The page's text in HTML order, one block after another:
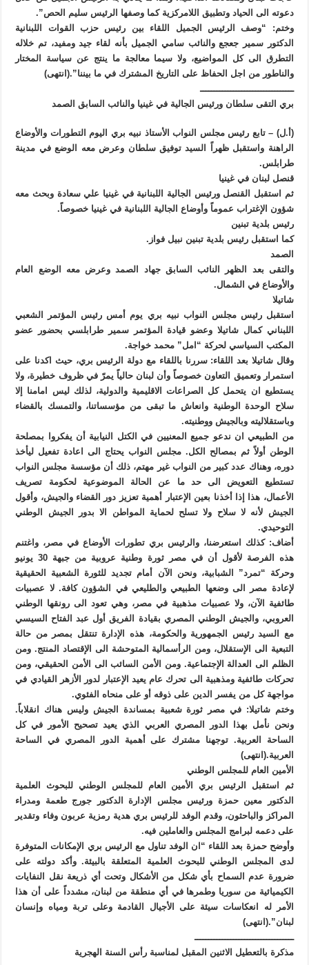
دعوته الى الحياد وتطبيق اللامركزية كما وصفها الرئيس سليم الحص”.
وختم: “وصف الرئيس الجميل اللقاء بين رئيس حزب القوات اللبنانية
الدكتور سمير جعجع والنائب سامي الجميل بأنه لقاء جيد ومفيد، تم خلاله
التطرق الى كل المواضيع، ولا سيما معالجة ما ينتج عن سياسة المختار
والناطور من اجل الحفاظ على التاريخ المشترك في ما بيننا”.(انتهى)
ــــــــــــــــــــــــــــــــــ
بري التقى سلطان ورئيس الجالية في غينيا والنائب السابق الصمد
(أ.ل) – تابع رئيس مجلس النواب الأستاذ نبيه بري اليوم التطورات والأوضاع
الراهنة واستقبل ظهراً السيد توفيق سلطان وعرض معه الوضع في مدينة
طرابلس.
قنصل لبنان في غينيا
ثم استقبل القنصل ورئيس الجالية اللبنانية في غينيا علي سعادة وبحث معه
شؤون الإغتراب عموماً وأوضاع الجالية اللبنانية في غينيا خصوصاً.
رئيس بلدية تبنين
كما استقبل رئيس بلدية تبنين نبيل فواز.
الصمد
والتقى بعد الظهر النائب السابق جهاد الصمد وعرض معه الوضع العام
والأوضاع في الشمال.
شاتيلا
استقبل رئيس مجلس النواب نبيه بري يوم أمس رئيس المؤتمر الشعبي
اللبناني كمال شاتيلا وعضو قيادة المؤتمر سمير طرابلسي بحضور عضو
المكتب السياسي لحركة “امل” محمد خواجة.
وقال شاتيلا بعد اللقاء: سررنا باللقاء مع دولة الرئيس بري، حيث اكدنا على
استمرار وتعميق التعاون خصوصاً وأن لبنان حالياً يمرّ في ظروف خطيرة، ولا
يستطيع ان يتحمل كل الصراعات الاقليمية والدولية، لذلك ليس امامنا إلا
سلاح الوحدة الوطنية وانعاش ما تبقى من مؤسساتنا، والتمسك بالقضاء
وباستقلاليته وبالجيش ووطنيته.
من الطبيعي ان ندعو جميع المعنيين في الكتل النيابية أن يفكروا بمصلحة
الوطن أولاً ثم بمصالح الكل. مجلس النواب يحتاج الى اعادة تفعيل ليأخذ
دوره، وهناك عدد كبير من النواب غير مهتم، ذلك أن مؤسسة مجلس النواب
تستطيع التعويض الى حد ما عن الحالة الموضوعية لحكومة تصريف
الأعمال، هذا إذا أخذنا بعين الإعتبار أهمية تعزيز دور القضاء والجيش، وأقول
الجيش لأنه لا سلاح ولا تسلح لحماية المواطن الا بدور الجيش الوطني
التوحيدي.
أضاف: كذلك استعرضنا، والرئيس بري تطورات الأوضاع في مصر، واغتنم
هذه الفرصة لأقول أن في مصر ثورة وطنية عروبية من جبهة 30 يونيو
وحركة “تمرد” الشبابية، ونحن الآن أمام تجديد للثورة الشعبية الحقيقية
لإعادة مصر الى وضعها الطبيعي والطليعي في الشؤون كافة. لا عصبيات
طائفية الآن، ولا عصبيات مذهبية في مصر، وهي تعود الى رونقها الوطني
العروبي، والجيش الوطني المصري بقيادة الفريق أول عبد الفتاح السيسي
مع السيد رئيس الجمهورية والحكومة، هذه الإدارة تنتقل بمصر من حالة
التبعية الى الإستقلال، ومن الرأسمالية المتوحشة الى الإقتصاد المنتج. ومن
الظلم الى العدالة الإجتماعية. ومن الأمن السائب الى الأمن الحقيقي، ومن
تحركات طائفية ومذهبية الى تحرك عام يعيد الإعتبار لدور الأزهر القيادي في
مواجهة كل من يفسر الدين على ذوقه أو على منحاه الفئوي.
وختم شاتيلا: في مصر ثورة شعبية بمساندة الجيش وليس هناك انقلاباً.
ونحن نأمل بهذا الدور المصري العربي الذي يعيد تصحيح الأمور في كل
الساحة العربية. توجهنا مشترك على أهمية الدور المصري في الساحة
العربية.(انتهى)
الأمين العام للمجلس الوطني
ثم استقبل الرئيس بري الأمين العام للمجلس الوطني للبحوث العلمية
الدكتور معين حمزة ورئيس مجلس الإدارة الدكتور جورج طعمة ومدراء
المراكز والباحثون، وقدم الوفد للرئيس بري هدية رمزية عربون وفاء وتقدير
على دعمه لبرامج المجلس والعاملين فيه.
وأوضح حمزة بعد اللقاء “ان الوفد تناول مع الرئيس بري الإمكانات المتوفرة
لدى المجلس الوطني للبحوث العلمية المتعلقة بالبيئة. وأكد دولته على
ضرورة عدم السماح بأي شكل من الأشكال وتحت أي ذريعة نقل النفايات
الكيميائية من سوريا وطمرها في أي منطقة من لبنان، مشدداً على أن هذا
الأمر له انعكاسات سيئة على الأجيال القادمة وعلى تربة ومياه وإنسان
لبنان”.(انتهى)
ــــــــــــــــــــــــــــــــــــ
مذكرة بالتعطيل الاثنين المقبل لمناسبة رأس السنة الهجرية